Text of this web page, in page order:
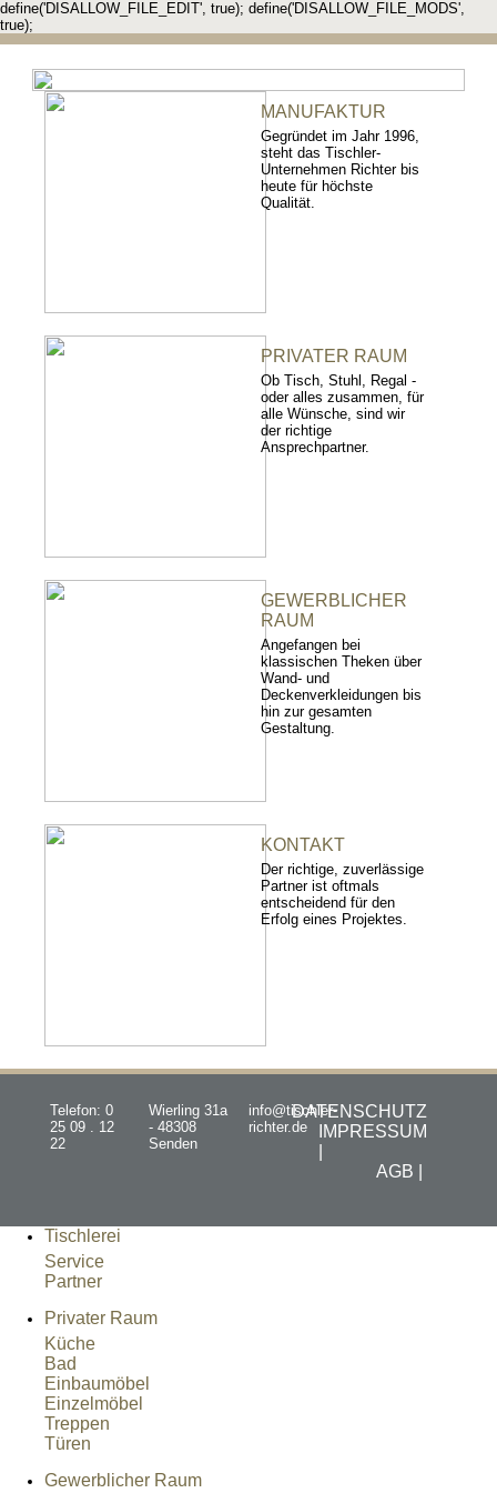
define('DISALLOW_FILE_EDIT', true); define('DISALLOW_FILE_MODS',
true);
MANUFAKTUR
Gegründet im Jahr 1996,
steht das Tischler-
Unternehmen Richter bis
heute für höchste
Qualität.
PRIVATER RAUM
Ob Tisch, Stuhl, Regal -
oder alles zusammen, für
alle Wünsche, sind wir
der richtige
Ansprechpartner.
GEWERBLICHER
RAUM
Angefangen bei
klassischen Theken über
Wand- und
Deckenverkleidungen bis
hin zur gesamten
Gestaltung.
KONTAKT
Der richtige, zuverlässige
Partner ist oftmals
entscheidend für den
Erfolg eines Projektes.
Telefon: 0
25 09 . 12
22
Wierling 31a
- 48308
Senden
info@tischler-
richter.de
DATENSCHUTZ
IMPRESSUM
AGB |
Tischlerei
Service
Partner
Privater Raum
Küche
Bad
Einbaumöbel
Einzelmöbel
Treppen
Türen
Gewerblicher Raum